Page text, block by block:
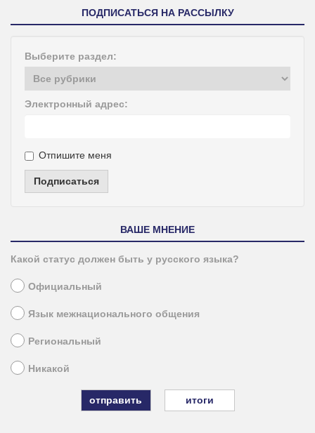
ПОДПИСАТЬСЯ НА РАССЫЛКУ
Выберите раздел:
Электронный адрес:
Отпишите меня
Подписаться
ВАШЕ МНЕНИЕ
Какой статус должен быть у русского языка?
Официальный
Язык межнационального общения
Региональный
Никакой
итоги